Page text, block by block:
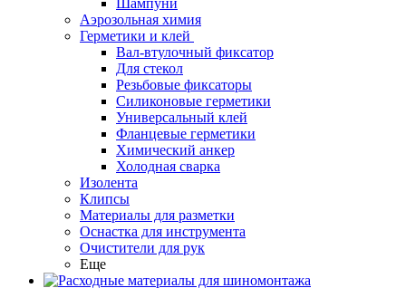
Шампуни
Аэрозольная химия
Герметики и клей
Вал-втулочный фиксатор
Для стекол
Резьбовые фиксаторы
Силиконовые герметики
Универсальный клей
Фланцевые герметики
Химический анкер
Холодная сварка
Изолента
Клипсы
Материалы для разметки
Оснастка для инструмента
Очистители для рук
Еще